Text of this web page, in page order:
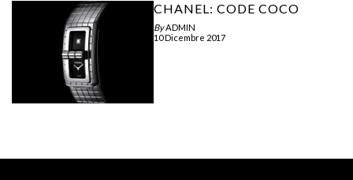
CHANEL: CODE COCO
ByADMIN
10 Dicembre 2017